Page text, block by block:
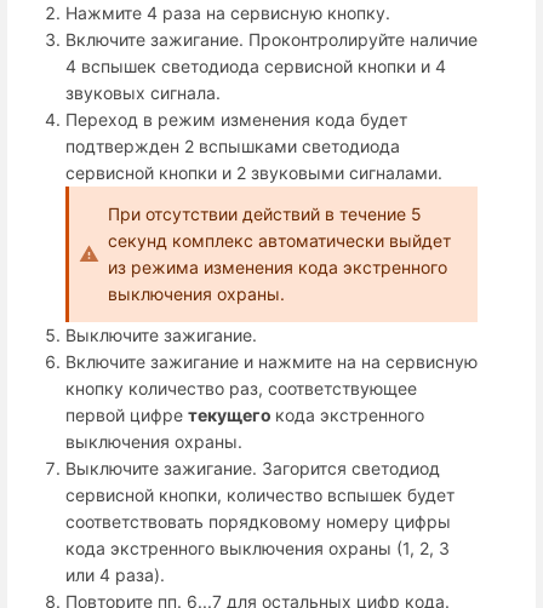
Нажмите 4 раза на сервисную кнопку.
Включите зажигание. Проконтролируйте наличие
4 вспышек светодиода сервисной кнопки и 4
звуковых сигнала.
Переход в режим изменения кода будет
подтвержден 2 вспышками светодиода
сервисной кнопки и 2 звуковыми сигналами.
При отсутствии действий в течение 5
секунд комплекс автоматически выйдет
из режима изменения кода экстренного
выключения охраны.
Выключите зажигание.
Включите зажигание и нажмите на на сервисную
кнопку количество раз, соответствующее
первой цифре текущего кода экстренного
выключения охраны.
Выключите зажигание. Загорится светодиод
сервисной кнопки, количество вспышек будет
соответствовать порядковому номеру цифры
кода экстренного выключения охраны (1, 2, 3
или 4 раза).
Повторите пп. 6...7 для остальных цифр кода.